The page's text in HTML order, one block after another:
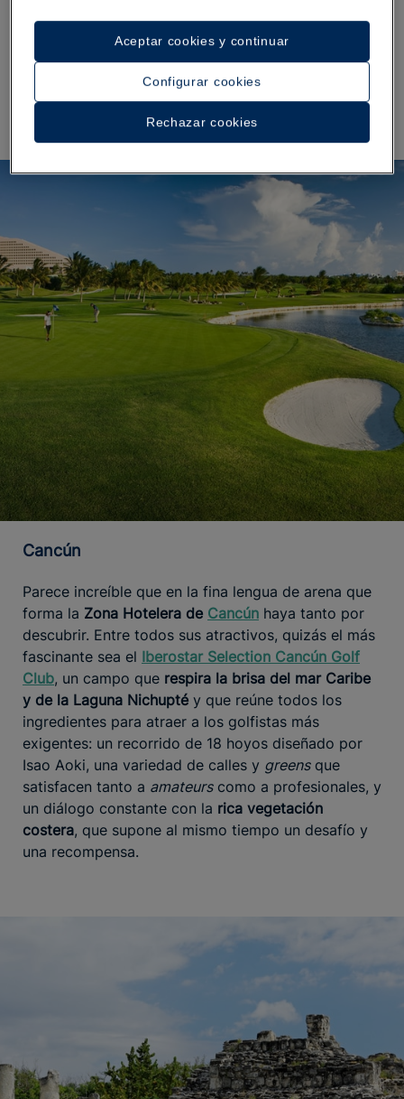
deportivo y relajante. No encontrarás mejor lugar
para disfrutar de todo esto que en uno de los
hoteles 5 estrellas en Montego Bay
Iberostar.
Cancún
Parece increíble que en la fina lengua de arena que
forma la Zona Hotelera de Cancún haya tanto por
descubrir. Entre todos sus atractivos, quizás el más
fascinante sea el Iberostar Selection Cancún Golf
Club, un campo que respira la brisa del mar Caribe
y de la Laguna Nichupté y que reúne todos los
ingredientes para atraer a los golfistas más
exigentes: un recorrido de 18 hoyos diseñado por
Isao Aoki, una variedad de calles y greensque
satisfacen tanto a amateurscomo a profesionales, y
un diálogo constante con la rica vegetación
costera, que supone al mismo tiempo un desafío y
una recompensa.
Configurar cookies
Rechazar cookies
Aceptar cookies y continuar